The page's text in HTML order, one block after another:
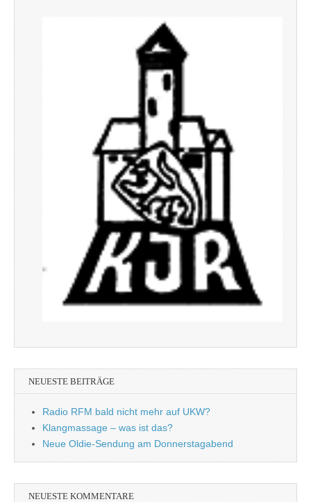
NEUESTE BEITRÄGE
Radio RFM bald nicht mehr auf UKW?
Klangmassage – was ist das?
Neue Oldie-Sendung am Donnerstagabend
NEUESTE KOMMENTARE